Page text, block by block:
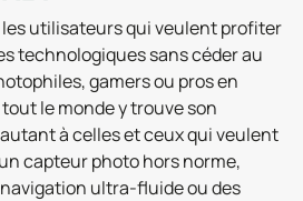
les utilisateurs qui veulent profiter
technologiques sans céder au
gamers ou pros en
le monde y trouve son
à celles et ceux qui veulent
capteur photo hors norme,
navigation ultra-fluide ou des